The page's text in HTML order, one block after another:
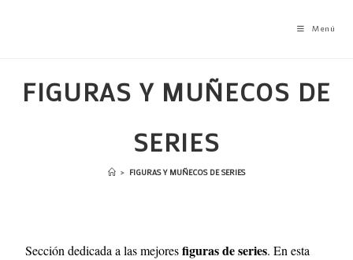
Menú
FIGURAS Y MUÑECOS DE
SERIES
> FIGURAS Y MUÑECOS DE SERIES
Sección dedicada a las mejoresfiguras de series. En esta